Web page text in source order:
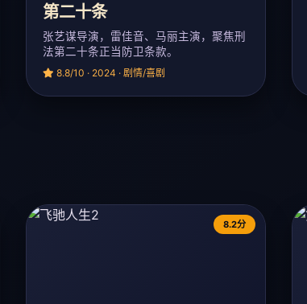
第二十条
张艺谋导演，雷佳音、马丽主演，聚焦刑
法第二十条正当防卫条款。
8.8/10 · 2024 · 剧情/喜剧
8.2分